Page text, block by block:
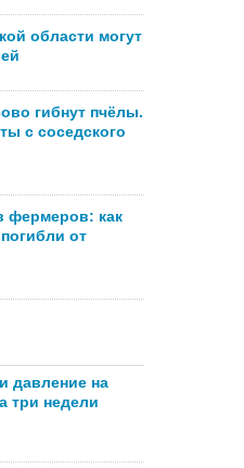
области могут
гибнут пчёлы.
с соседского
фермеров: как
от
давление на
три недели